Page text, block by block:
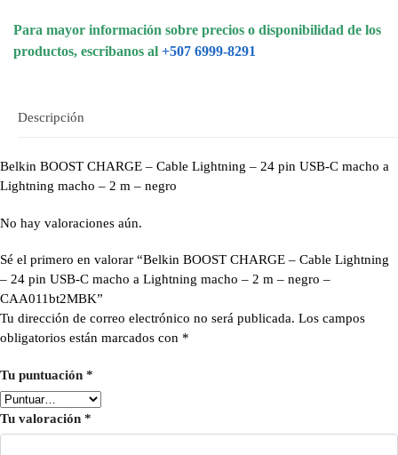
Para mayor información sobre precios o disponibilidad de los
productos, escribanos al +507 6999-8291
Descripción
Belkin BOOST CHARGE – Cable Lightning – 24 pin USB-C macho a
Lightning macho – 2 m – negro
No hay valoraciones aún.
Sé el primero en valorar “Belkin BOOST CHARGE – Cable Lightning
– 24 pin USB-C macho a Lightning macho – 2 m – negro –
CAA011bt2MBK”
Tu dirección de correo electrónico no será publicada. Los campos
obligatorios están marcados con *
Tu puntuación *
Tu valoración *